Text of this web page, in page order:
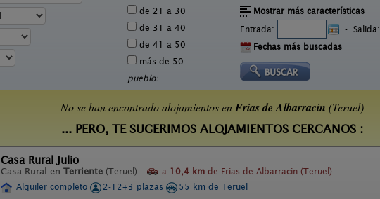
de 21 a 30
de 31 a 40
de 41 a 50
más de 50
pueblo:
Mostrar más características
Entrada:
- Salida:
Fechas más buscadas
No se han encontrado alojamientos enFrias de Albarracin (Teruel)
... PERO, TE SUGERIMOS ALOJAMIENTOS CERCANOS :
Casa Rural Julio
Casa Rural en Terriente (Teruel) a 10,4 km de Frias de Albarracin (Teruel)
Alquiler completo
2-12+3 plazas
55 km de Teruel